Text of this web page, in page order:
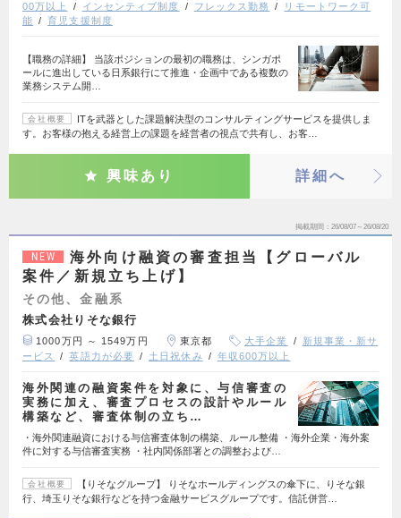
00万以上
インセンティブ制度 フレックス勤務
リモートワーク可
能
育児支援制度
【職務の詳細】 当該ポジションの最初の職務は、シンガポ
ールに進出している日系銀行にて推進・企画中である複数の
業務システム開…
会社概要
ITを武器とした課題解決型のコンサルティングサービスを提供しま
す。お客様の抱える経営上の課題を経営者の視点で共有し、お客…
興味あり 詳細へ
掲載期間 26/08/07～26/08/20
NEW
海外向け融資の審査担当【グローバル
案件／新規立ち上げ】
その他、金融系
株式会社りそな銀行
1000万円 ～ 1549万円 東京都 大手企業
新規事業・新サ
ービス
英語力が必要 土日祝休み 年収600万以上
海外関連の融資案件を対象に、与信審査の
実務に加え、審査プロセスの設計やルール
構築など、審査体制の立ち…
・海外関連融資における与信審査体制の構築、ルール整備 ・海外企業・海外案
件に対する与信審査実務 ・社内関係部署との調整および…
会社概要
【りそなグループ】 りそなホールディングスの傘下に、りそな銀
行、埼玉りそな銀行などを持つ金融サービスグループです。信託併営…